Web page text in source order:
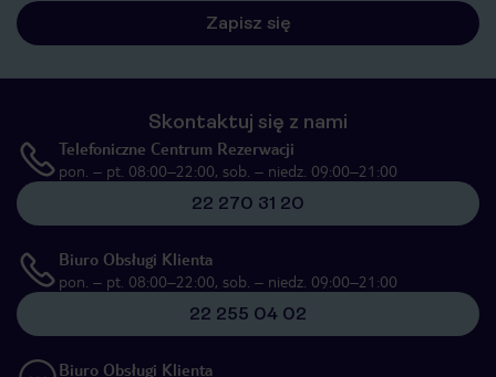
Zapisz się
Skontaktuj się z nami
Telefoniczne Centrum Rezerwacji
pon. – pt. 08:00–22:00, sob. – niedz. 09:00–21:00
22 270 31 20
Biuro Obsługi Klienta
pon. – pt. 08:00–22:00, sob. – niedz. 09:00–21:00
22 255 04 02
Biuro Obsługi Klienta